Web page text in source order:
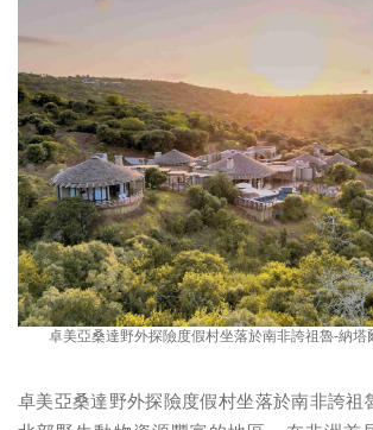
卓美亞桑達野外探險度假村坐落於南非誇祖魯-納塔
卓美亞桑達野外探險度假村坐落於南非誇祖